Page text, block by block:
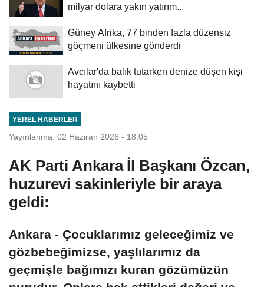
milyar dolara yakın yatırım...
Güney Afrika, 77 binden fazla düzensiz
göçmeni ülkesine gönderdi
Avcılar'da balık tutarken denize düşen kişi
hayatını kaybetti
YEREL HABERLER
Yayınlanma: 02 Haziran 2026 - 18:05
AK Parti Ankara İl Başkanı Özcan,
huzurevi sakinleriyle bir araya
geldi:
Ankara - Çocuklarımız geleceğimiz ve
gözbebeğimizse, yaşlılarımız da
geçmişle bağımızı kuran gözümüzün